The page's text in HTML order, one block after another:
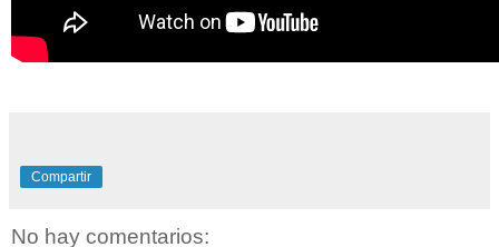
Compartir
No hay comentarios: